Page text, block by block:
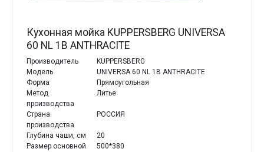
Кухонная мойка KUPPERSBERG UNIVERSA
60 NL 1B ANTHRACITE
Производитель
KUPPERSBERG
Модель
UNIVERSA 60 NL 1B ANTHRACITE
Форма
Прямоугольная
Метод
производства
Литье
Страна
производства
РОССИЯ
Глубина чаши, см
20
Размер основной
500*380